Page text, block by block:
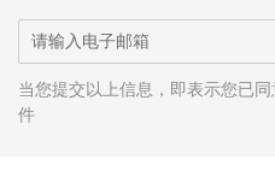
当您提交以上信息，即表示您已
件